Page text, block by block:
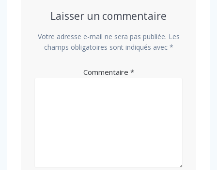
Laisser un commentaire
Votre adresse e-mail ne sera pas publiée. Les
champs obligatoires sont indiqués avec *
Commentaire *